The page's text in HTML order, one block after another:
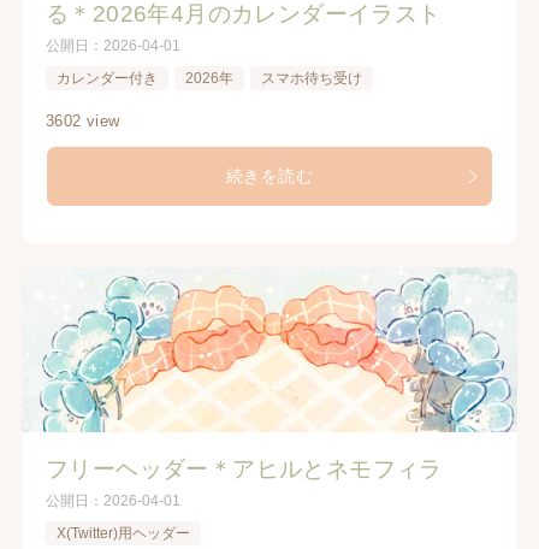
る＊2026年4月のカレンダーイラスト
公開日： 2026-04-01
カレンダー付き
2026年 スマホ待ち受け
3602 view
続きを読む
フリーヘッダー＊アヒルとネモフィラ
公開日： 2026-04-01
X(Twitter)用ヘッダー